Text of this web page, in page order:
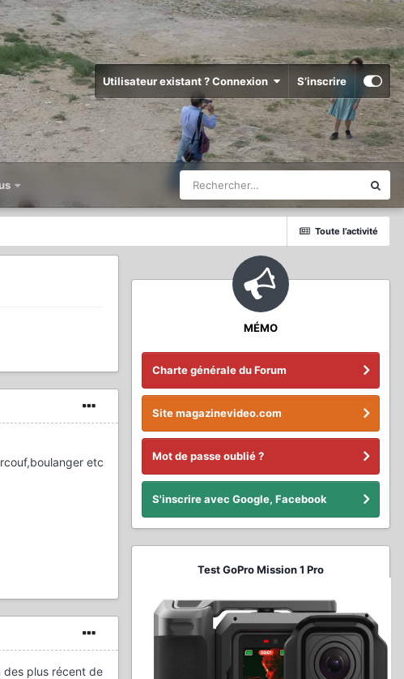
Utilisateur existant ? Connexion S’inscrire
Toute l’activité
etc
des plus récent de
MÉMO
Charte générale du Forum
Site magazinevideo.com
Mot de passe oublié ?
S'inscrire avec Google, Facebook
Test GoPro Mission 1 Pro